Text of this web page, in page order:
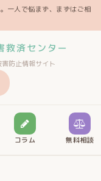
一人で悩まず、まずはご相
救済センター
防止情報サイト
コラム 無料相談